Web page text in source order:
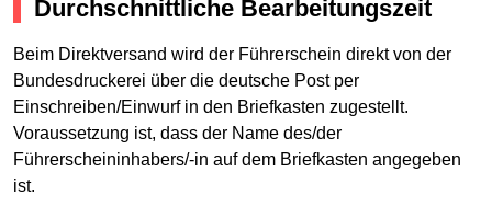
Durchschnittliche Bearbeitungszeit
Beim Direktversand wird der Führerschein direkt von der
Bundesdruckerei über die deutsche Post per
Einschreiben/Einwurf in den Briefkasten zugestellt.
Voraussetzung ist, dass der Name des/der
Führerscheininhabers/-in auf dem Briefkasten angegeben
ist.